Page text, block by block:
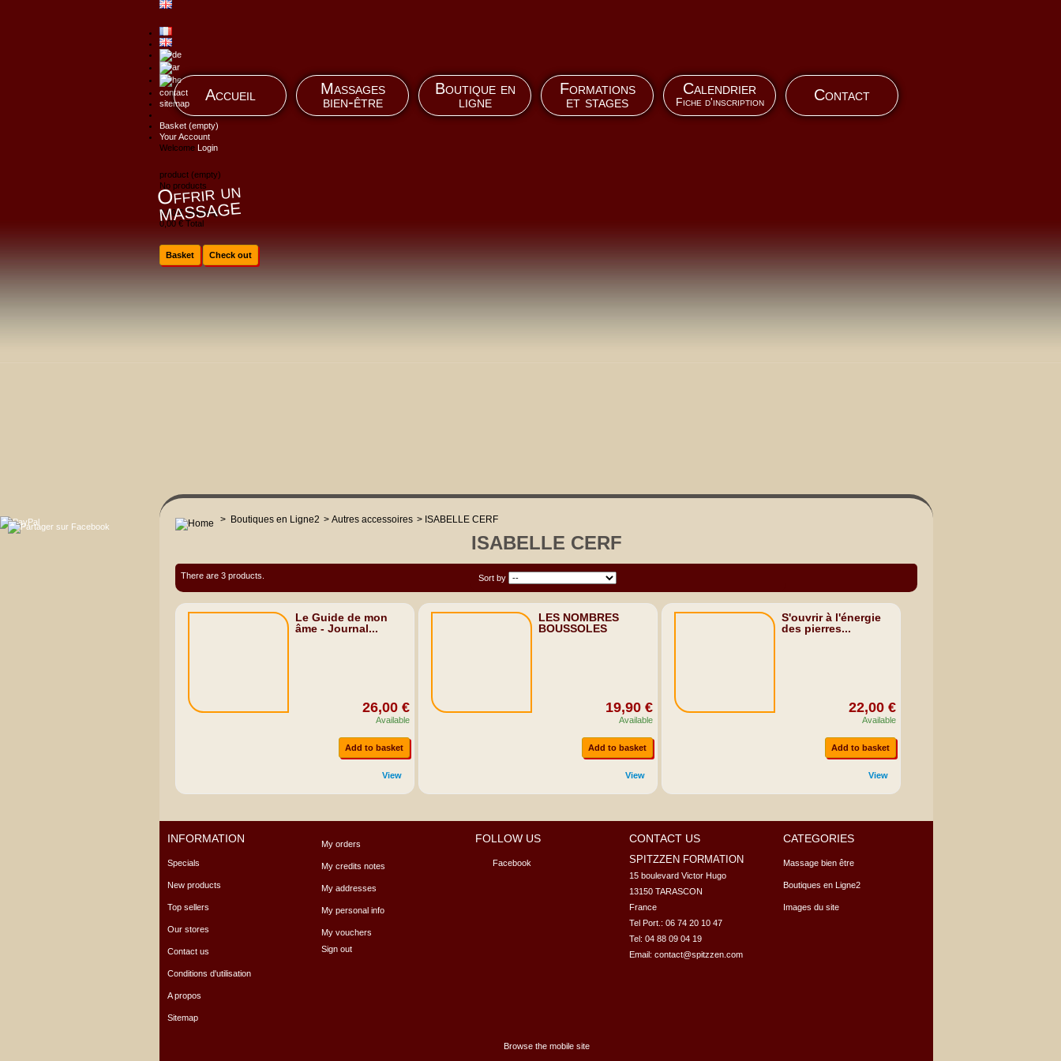
Accueil Massages
bien-être
Boutique en
ligne
Formations
et stages
Calendrier
Fiche d'inscription Contact
Offrir un
massage
contact
sitemap
Basket (empty)
Your Account
Welcome Login
product (empty)
No products
0,00 € Shipping
0,00 € Total
Basket Check out
> Boutiques en Ligne2 > Autres accessoires > ISABELLE CERF
ISABELLE CERF
There are 3 products.
Le Guide de mon
âme - Journal...
26,00 €
Available
Add to basket
View
LES NOMBRES
BOUSSOLES
19,90 €
Available
Add to basket
View
S'ouvrir à l'énergie
des pierres...
22,00 €
Available
Add to basket
View
Sort by
INFORMATION
Specials
New products
Top sellers
Our stores
Contact us
Conditions d'utilisation
A propos
Sitemap
My orders
My credits notes
My addresses
My personal info
My vouchers
Sign out
FOLLOW US
Facebook
CONTACT US
SPITZZEN FORMATION
15 boulevard Victor Hugo
13150 TARASCON
France
Tel Port.: 06 74 20 10 47
Tel: 04 88 09 04 19
Email: contact@spitzzen.com
CATEGORIES
Massage bien être
Boutiques en Ligne2
Images du site
Browse the mobile site